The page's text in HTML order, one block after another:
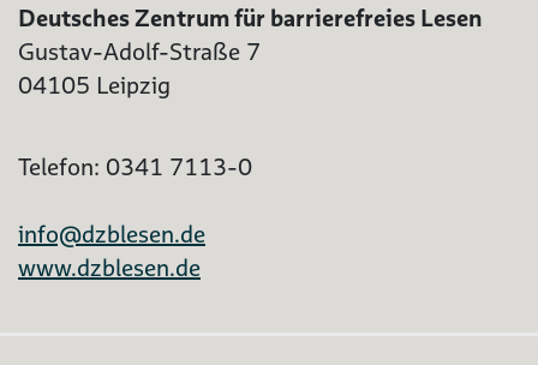
Deutsches Zentrum für barrierefreies Lesen
Gustav-Adolf-Straße 7
04105 Leipzig
Telefon: 0341 7113-0
info@dzblesen.de
www.dzblesen.de